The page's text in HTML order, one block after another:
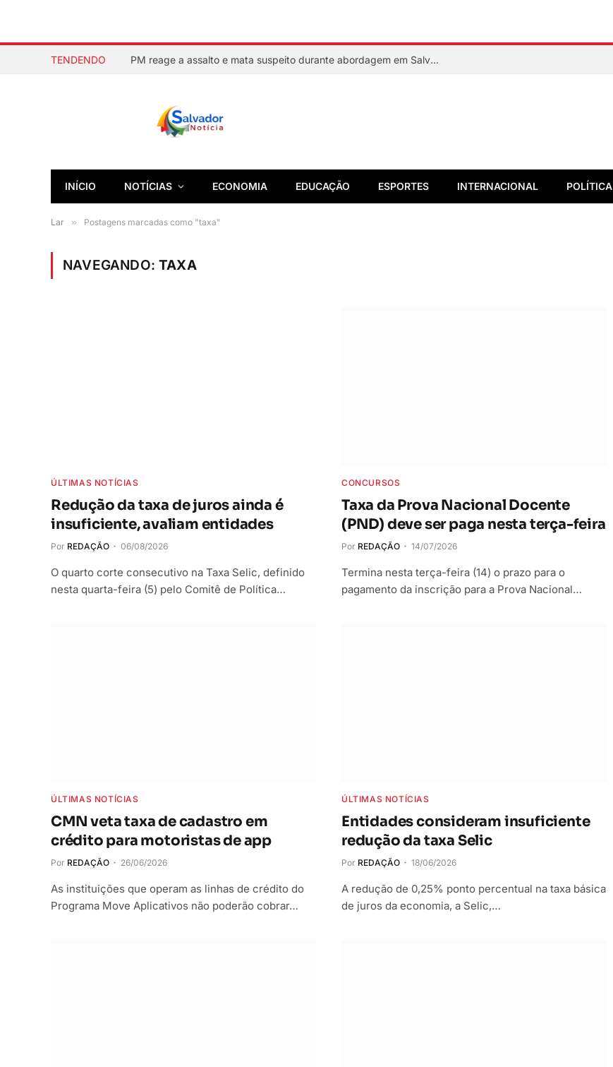
TENDENDO PM reage a assalto e mata suspeito durante abordagem em Salvador
INÍCIO NOTÍCIAS ECONOMIA EDUCAÇÃO ESPORTES INTERNACIONAL POLÍTICA
Lar » Postagens marcadas como "taxa"
NAVEGANDO:TAXA
ÚLTIMAS NOTÍCIAS
Redução da taxa de juros ainda é
insuficiente, avaliam entidades
Por REDAÇÃO 06/08/2026
O quarto corte consecutivo na Taxa Selic, definido
nesta quarta-feira (5) pelo Comitê de Política…
CONCURSOS
Taxa da Prova Nacional Docente
(PND) deve ser paga nesta terça-feira
Por REDAÇÃO 14/07/2026
Termina nesta terça-feira (14) o prazo para o
pagamento da inscrição para a Prova Nacional…
ÚLTIMAS NOTÍCIAS
CMN veta taxa de cadastro em
crédito para motoristas de app
Por REDAÇÃO 26/06/2026
As instituições que operam as linhas de crédito do
Programa Move Aplicativos não poderão cobrar…
ÚLTIMAS NOTÍCIAS
Entidades consideram insuficiente
redução da taxa Selic
Por REDAÇÃO 18/06/2026
A redução de 0,25% ponto percentual na taxa básica
de juros da economia, a Selic,…